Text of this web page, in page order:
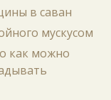
в саван
мускусом
как можно